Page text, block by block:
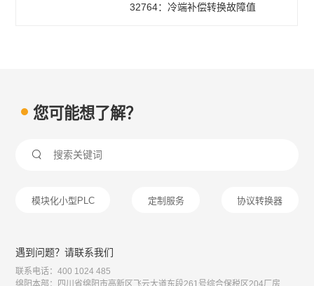
32764：冷端补偿转换故障值
您可能想了解？

模块化小型PLC 定制服务 协议转换器
遇到问题？请联系我们
联系电话：400 1024 485
绵阳本部：四川省绵阳市高新区飞云大道东段261号综合保税区204厂房